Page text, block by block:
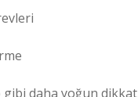
gibi daha yoğun